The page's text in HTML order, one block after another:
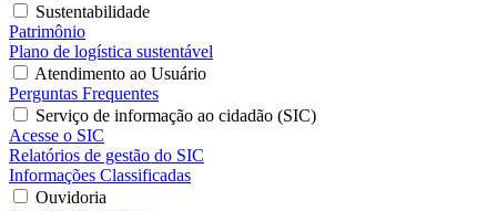
Sustentabilidade
Patrimônio
Plano de logística sustentável
Atendimento ao Usuário
Perguntas Frequentes
Serviço de informação ao cidadão (SIC)
Acesse o SIC
Relatórios de gestão do SIC
Informações Classificadas
Ouvidoria